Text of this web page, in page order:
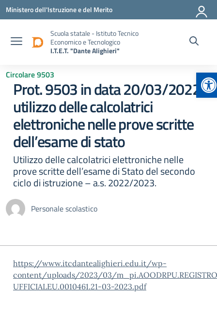
Vai ai contenuti
Vai al menu di navigazione
Vai al footer
Ministero dell'Istruzione e del Merito
Scuola statale - Istituto Tecnico
Economico e Tecnologico
I.T.E.T. "Dante Alighieri"
Circolare 9503
Prot. 9503 in data 20/03/2022.
utilizzo delle calcolatrici
elettroniche nelle prove scritte
dell’esame di stato
Utilizzo delle calcolatrici elettroniche nelle
prove scritte dell’esame di Stato del secondo
ciclo di istruzione – a.s. 2022/2023.
Personale scolastico
https://www.itcdantealighieri.edu.it/wp-
content/uploads/2023/03/
UFFICIALEU.0010461.21-03-2023.pdf